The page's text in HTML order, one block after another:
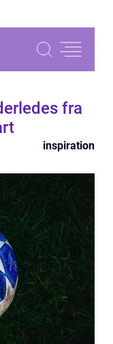
fra
inspiration